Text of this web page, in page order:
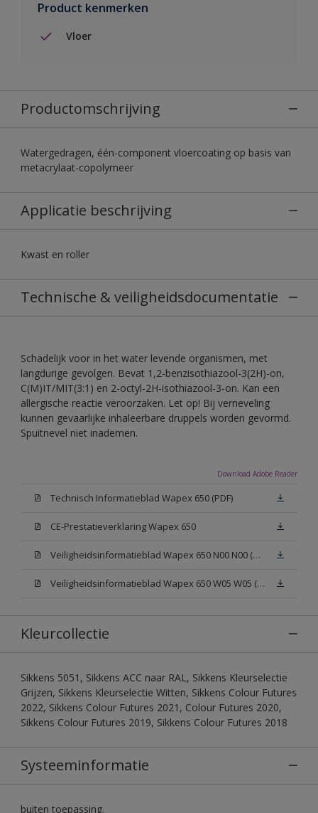
Product kenmerken
Vloer
Productomschrijving
Watergedragen, één-component vloercoating op basis van
metacrylaat-copolymeer
Applicatie beschrijving
Kwast en roller
Technische & veiligheidsdocumentatie
Schadelijk voor in het water levende organismen, met
langdurige gevolgen. Bevat 1,2-benzisothiazool-3(2H)-on,
C(M)IT/MIT(3:1) en 2-octyl-2H-isothiazool-3-on. Kan een
allergische reactie veroorzaken. Let op! Bij verneveling
kunnen gevaarlijke inhaleerbare druppels worden gevormd.
Spuitnevel niet inademen.
Download Adobe Reader
Technisch Informatieblad Wapex 650 (PDF)
CE-Prestatieverklaring Wapex 650
Veiligheidsinformatieblad Wapex 650 N00 N00 (MSDS)
Veiligheidsinformatieblad Wapex 650 W05 W05 (MSDS)
Kleurcollectie
Sikkens 5051, Sikkens ACC naar RAL, Sikkens Kleurselectie
Grijzen, Sikkens Kleurselectie Witten, Sikkens Colour Futures
2022, Sikkens Colour Futures 2021, Colour Futures 2020,
Sikkens Colour Futures 2019, Sikkens Colour Futures 2018
Systeeminformatie
buiten toepassing.